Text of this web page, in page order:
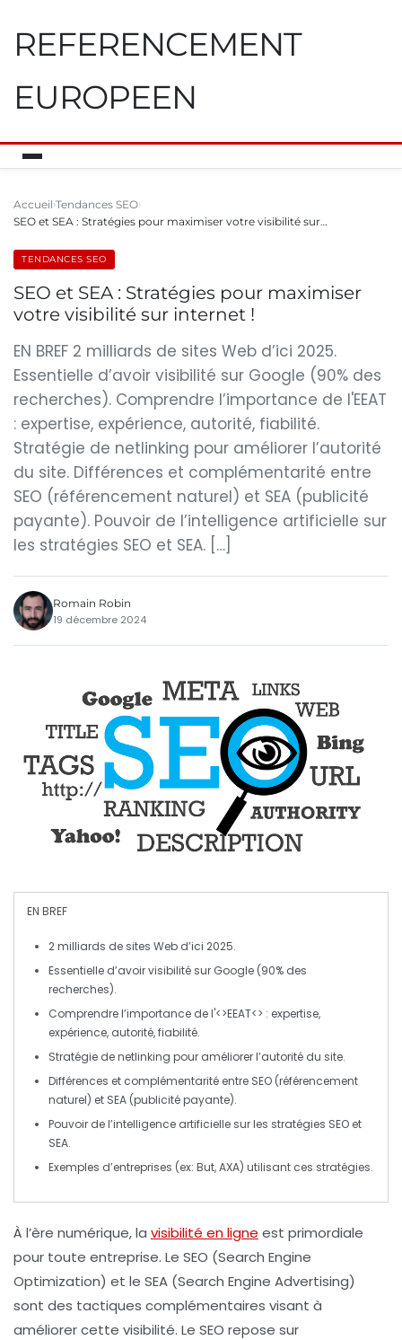
REFERENCEMENT
EUROPEEN
Accueil Tendances SEO
SEO et SEA : Stratégies pour maximiser votre visibilité sur…
TENDANCES SEO
SEO et SEA : Stratégies pour maximiser
votre visibilité sur internet !
EN BREF 2 milliards de sites Web d’ici 2025.
Essentielle d’avoir visibilité sur Google (90% des
recherches). Comprendre l’importance de l'EEAT
: expertise, expérience, autorité, fiabilité.
Stratégie de netlinking pour améliorer l’autorité
du site. Différences et complémentarité entre
SEO (référencement naturel) et SEA (publicité
payante). Pouvoir de l’intelligence artificielle sur
les stratégies SEO et SEA. […]
Romain Robin
19 décembre 2024
EN BREF
2 milliards de sites Web d’ici 2025.
Essentielle d’avoirvisibilité sur Google (90% des
recherches).
Comprendre l’importance de l'<>EEAT<> : expertise,
expérience, autorité,fiabilité.
Stratégie denetlinking pour améliorer l’autorité du site.
Différences et complémentarité entre SEO (référencement
naturel) et SEA (publicité payante).
Pouvoir de l’intelligence artificielle sur les stratégies SEO et
SEA.
Exemples d’entreprises (ex: But,AXA) utilisant ces stratégies.
À l’ère numérique, la visibilité en ligne est primordiale
pour toute entreprise. Le SEO (Search Engine
Optimization) et le SEA (Search Engine Advertising)
sont des tactiques complémentaires visant à
améliorer cette visibilité. Le SEO repose sur